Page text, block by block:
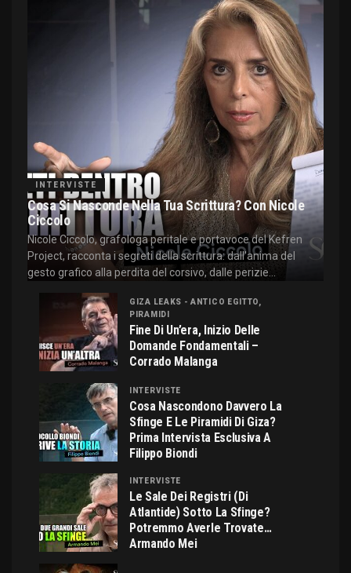
INTERVISTE
Cosa Si Nasconde Nella Tua Scrittura? Con Nicole
Ciccolo
Nicole Ciccolo, grafologa peritale e portavoce del Kefren
Project, racconta i segreti della scrittura: dall'anima del
gesto grafico alla perdita del corsivo, dalle perizie...
GIZA LEAKS - ANTICO EGITTO,
PIRAMIDI
Fine Di Un’era, Inizio Delle
Domande Fondamentali –
Corrado Malanga
INTERVISTE
Cosa Nascondono Davvero La
Sfinge E Le Piramidi Di Giza?
Prima Intervista Esclusiva A
Filippo Biondi
INTERVISTE
Le Sale Dei Registri (di
Atlantide) Sotto La Sfinge?
Potremmo Averle Trovate…
Armando Mei